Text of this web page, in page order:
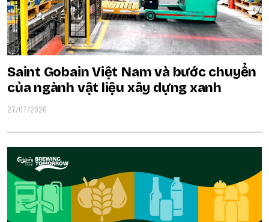
Saint Gobain Việt Nam và bước chuyển
của ngành vật liệu xây dựng xanh
27/07/2026